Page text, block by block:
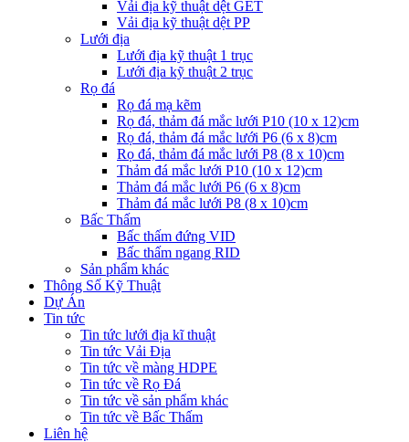
Vải địa kỹ thuật dệt GET
Vải địa kỹ thuật dệt PP
Lưới địa
Lưới địa kỹ thuật 1 trục
Lưới địa kỹ thuật 2 trục
Rọ đá
Rọ đá mạ kẽm
Rọ đá, thảm đá mắc lưới P10 (10 x 12)cm
Rọ đá, thảm đá mắc lưới P6 (6 x 8)cm
Rọ đá, thảm đá mắc lưới P8 (8 x 10)cm
Thảm đá mắc lưới P10 (10 x 12)cm
Thảm đá mắc lưới P6 (6 x 8)cm
Thảm đá mắc lưới P8 (8 x 10)cm
Bấc Thấm
Bấc thấm đứng VID
Bấc thấm ngang RID
Sản phẩm khác
Thông Số Kỹ Thuật
Dự Án
Tin tức
Tin tức lưới địa kĩ thuật
Tin tức Vải Địa
Tin tức về màng HDPE
Tin tức về Rọ Đá
Tin tức về sản phẩm khác
Tin tức về Bấc Thấm
Liên hệ